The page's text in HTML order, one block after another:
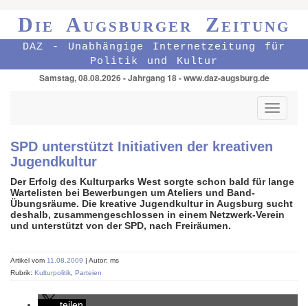
Die Augsburger Zeitung
DAZ - Unabhängige Internetzeitung für
Politik und Kultur
Samstag, 08.08.2026 - Jahrgang 18 - www.daz-augsburg.de
Toggle
SPD unterstützt Initiativen der kreativen
Jugendkultur
Der Erfolg des Kulturparks West sorgte schon bald für lange
Wartelisten bei Bewerbungen um Ateliers und Band-
Übungsräume. Die kreative Jugendkultur in Augsburg sucht
deshalb, zusammengeschlossen in einem Netzwerk-Verein
und unterstützt von der SPD, nach Freiräumen.
Artikel vom 11.08.2009 | Autor: ms
Rubrik: Kulturpolitik Parteien